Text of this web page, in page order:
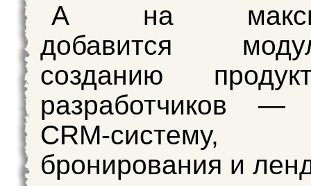
А на
добавится
созданию
разработчиков —
CRM-систему,
бронирования и